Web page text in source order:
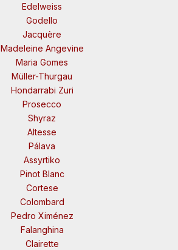
Edelweiss
Godello
Jacquère
Madeleine Angevine
Maria Gomes
Müller-Thurgau
Hondarrabi Zuri
Prosecco
Shyraz
Altesse
Pálava
Assyrtiko
Pinot Blanc
Cortese
Colombard
Pedro Ximénez
Falanghina
Clairette